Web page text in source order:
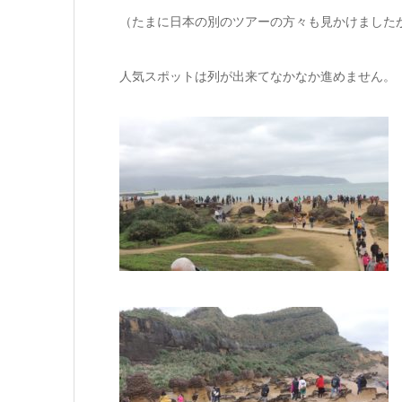
（たまに日本の別のツアーの方々も見かけました
人気スポットは列が出来てなかなか進めません。